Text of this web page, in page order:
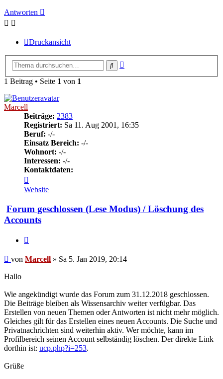
Antworten
Druckansicht
Suche
1 Beitrag • Seite 1 von 1
Marcell
Beiträge: 2383
Registriert: Sa 11. Aug 2001, 16:35
Beruf: -/-
Einsatz Bereich: -/-
Wohnort: -/-
Interessen: -/-
Kontaktdaten:
von
Marcell
Website
Forum geschlossen (Lese Modus) / Löschung des
Accounts
Beitrag
von Marcell » Sa 5. Jan 2019, 20:14
Hallo
Wie angekündigt wurde das Forum zum 31.12.2018 geschlossen.
Die Beiträge bleiben als Wissensarchiv weiter verfügbar. Das
Erstellen von neuen Themen oder Antworten ist nicht mehr möglich.
Gleiches gilt für das Erstellen eines neuen Accounts. Die Suche und
Privatnachrichten sind weiterhin aktiv. Wer möchte, kann im
Profilbereich seinen Account selbständig löschen. Der direkte Link
dorthin ist: ucp.php?i=253.
Grüße